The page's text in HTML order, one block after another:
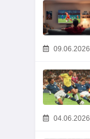
09.06.2026
04.06.2026